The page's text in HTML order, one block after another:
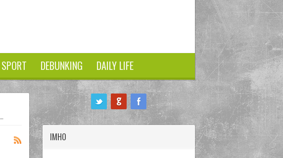
SPORT DEBUNKING DAILY LIFE
IMHO